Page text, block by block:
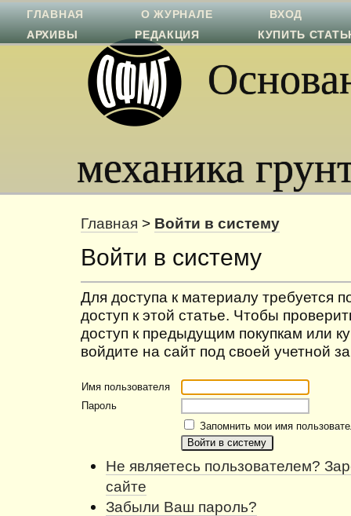
механика
ГЛАВНАЯ О ЖУРНАЛЕ
ВХОД
АРХИВЫ
РЕДАКЦИЯ КУПИТЬ
Главная > Войти в систему
Войти в систему
Для доступа к материалу требуется
доступ к этой статье. Чтобы
доступ к предыдущим покупкам или
войдите на сайт под своей учетной
Имя пользователя
Пароль
Запомнить мои имя
Не являетесь пользователем?
сайте
Забыли Ваш пароль?